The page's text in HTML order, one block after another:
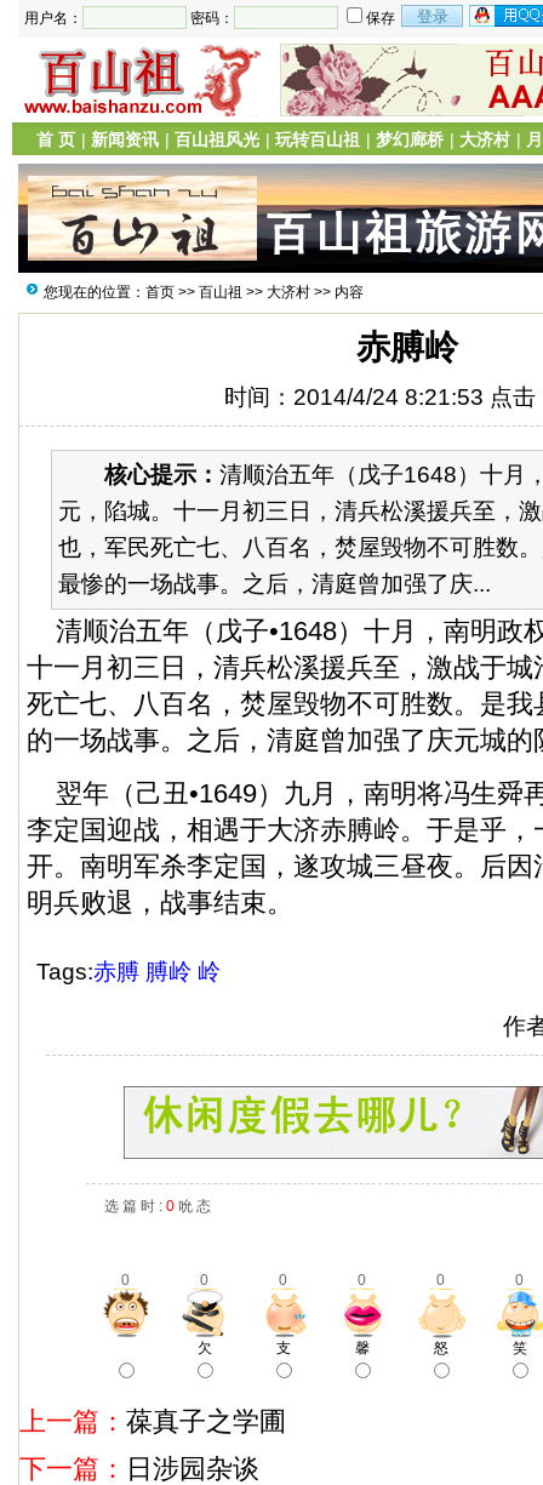
用户名： 密码： 保存
首 页 | 新闻资讯 | 百山祖风光 | 玩转百山祖 | 梦幻廊桥 | 大济村 |
您现在的位置： 首页 >> 百山祖 >> 大济村 >> 内容
赤膊岭
时间：2014/4/24 8:21:53 点击
核心提示： 清顺治五年（戊子1648）十月
元，陷城。十一月初三日，清兵松溪援兵至，
也，军民死亡七、八百名，焚屋毁物不可胜数
最惨的一场战事。之后，清庭曾加强了庆...
清顺治五年（戊子•1648）十月，南明政
十一月初三日，清兵松溪援兵至，激战于
死亡七、八百名，焚屋毁物不可胜数。是
的一场战事。之后，清庭曾加强了庆元城的
翌年（己丑•1649）九月，南明将冯生舜
李定国迎战，相遇于大济赤膊岭。于是乎
开。南明军杀李定国，遂攻城三昼夜。后
明兵败退，战事结束。
Tags:赤膊 膊岭 岭
作
选 篇 时 : 0 吮 态
0 0 0 0 0 0
欠 支 馨 怒 笑
上一篇： 葆真子之学圃
下一篇： 日涉园杂谈